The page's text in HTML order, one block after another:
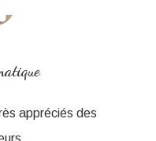
appréciés des